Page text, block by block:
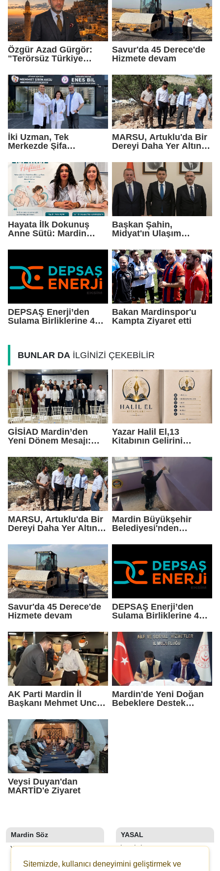
Özgür Azad Gürgör:
"Terörsüz Türkiye
Turizmi İçin Yeni Bir
Dönemin Başlangıcıdır"
Savur'da 45 Derece'de
Hizmete devam
İki Uzman, Tek
Merkezde Şifa
MARSU, Artuklu'da Bir
Dereyi Daha Yer Altına
Hayata İlk Dokunuş
Anne Sütü: Mardin
Farkındalık Çağrısı
Başkan Şahin,
Midyat'ın Ulaşım
Taşıdı
DEPSAŞ Enerji’den
Sulama Birliklerine 48
Bakan Mardinspor'u
Kampta Ziyaret etti
BUNLAR DA İLGİNİZİ ÇEKEBİLİR
GİSİAD Mardin’den
Yeni Dönem Mesajı:
Daha Çok Üretim
Yazar Halil El,13
Kitabının Gelirini
MARSU, Artuklu'da Bir
Dereyi Daha Yer Altına
Mardin Büyükşehir
Belediyesi'nden
Savur'da 45 Derece'de
Hizmete devam
DEPSAŞ Enerji’den
Sulama Birliklerine 48
AK Parti Mardin İl
Başkanı Mehmet Uncu:
Geleceğimizi
Korumaktır"
Mardin'de Yeni Doğan
Bebeklere Destek
Veysi Duyan'dan
MARTİD'e Ziyaret
Mardin Söz
YAZARLAR
SON DAKİKA
YASAL
İLETIŞIM
KÜNYE
Sitemizde, kullanıcı deneyimini geliştirmek ve